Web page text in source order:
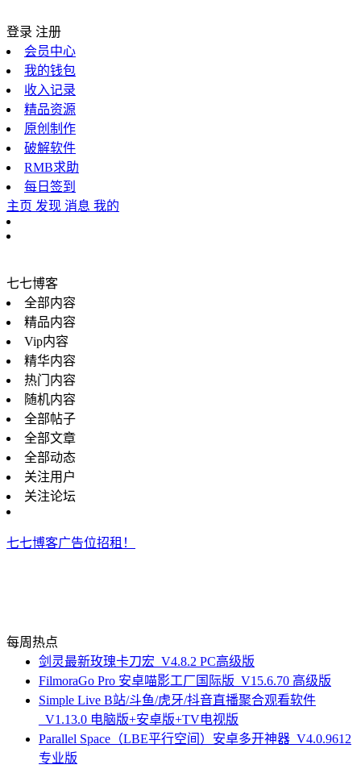
登录 注册
会员中心
我的钱包
收入记录
精品资源
原创制作
破解软件
RMB求助
每日签到
主页 发现 消息 我的
七七博客
全部内容
精品内容
Vip内容
精华内容
热门内容
随机内容
全部帖子
全部文章
全部动态
关注用户
关注论坛
七七博客广告位招租！
每周热点
剑灵最新玫瑰卡刀宏_V4.8.2 PC高级版
FilmoraGo Pro 安卓喵影工厂国际版_V15.6.70 高级版
Simple Live B站/斗鱼/虎牙/抖音直播聚合观看软件
_V1.13.0 电脑版+安卓版+TV电视版
Parallel Space（LBE平行空间）安卓多开神器_V4.0.9612
专业版